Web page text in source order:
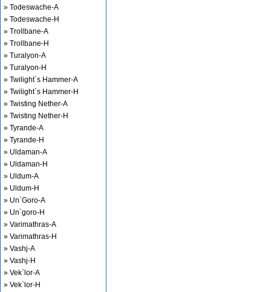
» Todeswache-A
» Todeswache-H
» Trollbane-A
» Trollbane-H
» Turalyon-A
» Turalyon-H
» Twilight`s Hammer-A
» Twilight`s Hammer-H
» Twisting Nether-A
» Twisting Nether-H
» Tyrande-A
» Tyrande-H
» Uldaman-A
» Uldaman-H
» Uldum-A
» Uldum-H
» Un`Goro-A
» Un`goro-H
» Varimathras-A
» Varimathras-H
» Vashj-A
» Vashj-H
» Vek`lor-A
» Vek`lor-H